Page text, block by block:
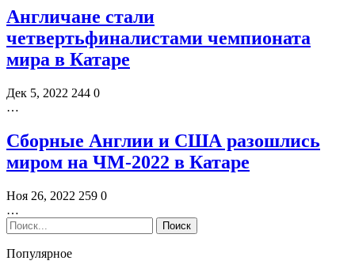
Англичане стали
четвертьфиналистами чемпионата
мира в Катаре
Дек 5, 2022 244 0
…
Сборные Англии и США разошлись
миром на ЧМ-2022 в Катаре
Ноя 26, 2022 259 0
…
Популярное